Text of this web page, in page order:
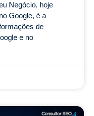
Negócio, hoje
Google, é a
de
e no